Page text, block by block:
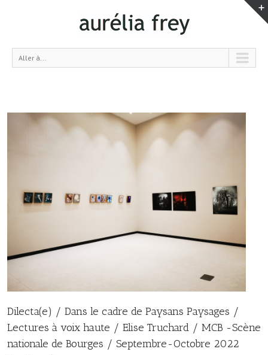
Aller à...
Dilecta(e) / Dans le cadre de Paysans Paysages /
Lectures à voix haute / Elise Truchard / MCB -Scène
nationale de Bourges / Septembre-Octobre 2022